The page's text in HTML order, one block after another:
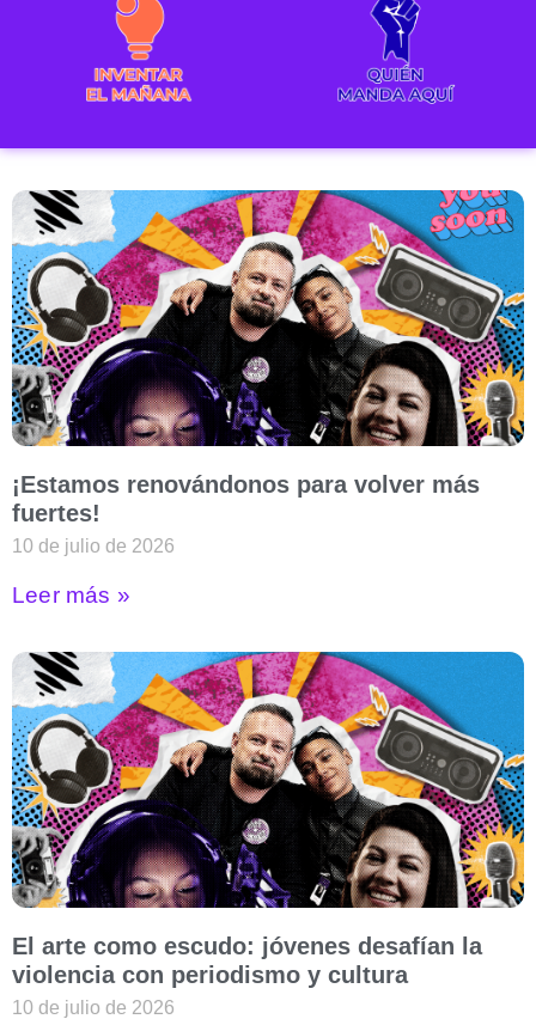
¡Estamos renovándonos para volver más
fuertes!
10 de julio de 2026
Leer más »
El arte como escudo: jóvenes desafían la
violencia con periodismo y cultura
10 de julio de 2026